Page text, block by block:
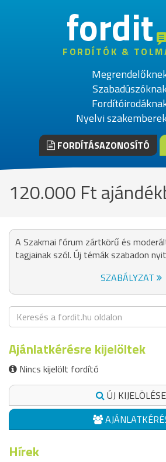
fordit
FORDÍTÓK &
Nyelvi
FORDÍTÁSAZONOSÍTÓ
120.000 Ft
A Szakmai fórum zártkörű és
tagjainak szól. Új témák szabadon
SZABÁLYZAT
Ajánlatkérésre kijelöltek
Nincs kijelölt fordító
ÚJ KIJELÖLÉSE
Hírek